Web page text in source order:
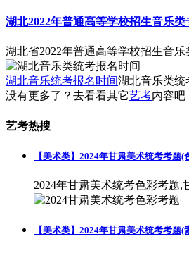
湖北2022年普通高等学校招生音乐
湖北省2022年普通高等学校招生音
湖北音乐统考报名时间湖北音乐类统
没有更多了？去看看其它艺考内容吧
艺考热搜
【美术类】2024年甘肃美术统考考题(
2024年甘肃美术统考色彩考题,
【美术类】2024年甘肃美术统考考题(